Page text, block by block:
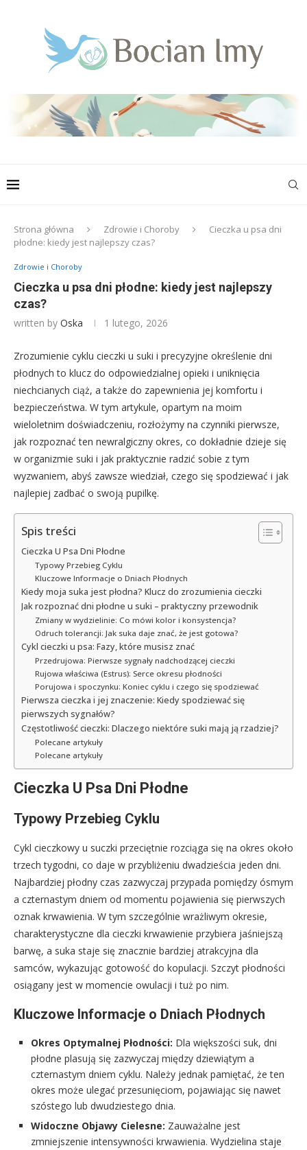
Strona główna Zdrowie i Choroby
Cieczka u psa dni
płodne: kiedy jest najlepszy czas?
Zdrowie i Choroby
Cieczka u psa dni płodne: kiedy jest najlepszy
czas?
written by Oska 1 lutego, 2026
Zrozumienie cyklu cieczki u suki i precyzyjne określenie dni
płodnych to klucz do odpowiedzialnej opieki i uniknięcia
niechcianych ciąż, a także do zapewnienia jej komfortu i
bezpieczeństwa. W tym artykule, opartym na moim
wieloletnim doświadczeniu, rozłożymy na czynniki pierwsze,
jak rozpoznać ten newralgiczny okres, co dokładnie dzieje się
w organizmie suki i jak praktycznie radzić sobie z tym
wyzwaniem, abyś zawsze wiedział, czego się spodziewać i jak
najlepiej zadbać o swoją pupilkę.
Spis treści
Cieczka U Psa Dni Płodne
Typowy Przebieg Cyklu
Kluczowe Informacje o Dniach Płodnych
Kiedy moja suka jest płodna? Klucz do zrozumienia cieczki
Jak rozpoznać dni płodne u suki – praktyczny przewodnik
Zmiany w wydzielinie: Co mówi kolor i konsystencja?
Odruch tolerancji: Jak suka daje znać, że jest gotowa?
Cykl cieczki u psa: Fazy, które musisz znać
Przedrujowa: Pierwsze sygnały nadchodzącej cieczki
Rujowa właściwa (Estrus): Serce okresu płodności
Porujowa i spoczynku: Koniec cyklu i czego się spodziewać
Pierwsza cieczka i jej znaczenie: Kiedy spodziewać się
pierwszych sygnałów?
Częstotliwość cieczki: Dlaczego niektóre suki mają ją rzadziej?
Polecane artykuły
Polecane artykuły
Cieczka U Psa Dni Płodne
Typowy Przebieg Cyklu
Cykl cieczkowy u suczki przeciętnie rozciąga się na okres około
trzech tygodni, co daje w przybliżeniu dwadzieścia jeden dni.
Najbardziej płodny czas zazwyczaj przypada pomiędzy ósmym
a czternastym dniem od momentu pojawienia się pierwszych
oznak krwawienia. W tym szczególnie wrażliwym okresie,
charakterystyczne dla cieczki krwawienie przybiera jaśniejszą
barwę, a suka staje się znacznie bardziej atrakcyjna dla
samców, wykazując gotowość do kopulacji. Szczyt płodności
osiągany jest w momencie owulacji i tuż po nim.
Kluczowe Informacje o Dniach Płodnych
Okres Optymalnej Płodności: Dla większości suk, dni
płodne plasują się zazwyczaj między dziewiątym a
czternastym dniem cyklu. Należy jednak pamiętać, że ten
okres może ulegać przesunięciom, pojawiając się nawet
szóstego lub dwudziestego dnia.
Widoczne Objawy Cielesne: Zauważalne jest
zmniejszenie intensywności krwawienia. Wydzielina staje